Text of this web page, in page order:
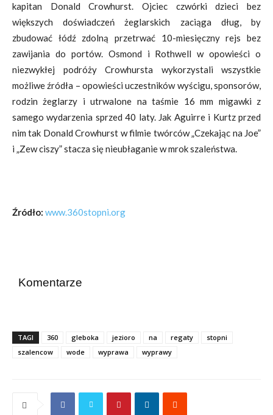
kapitan Donald Crowhurst. Ojciec czwórki dzieci bez
większych doświadczeń żeglarskich zaciąga dług, by
zbudować łódź zdolną przetrwać 10-miesięczny rejs bez
zawijania do portów. Osmond i Rothwell w opowieści o
niezwykłej podróży Crowhursta wykorzystali wszystkie
możliwe źródła – opowieści uczestników wyścigu, sponsorów,
rodzin żeglarzy i utrwalone na taśmie 16 mm migawki z
samego wydarzenia sprzed 40 laty. Jak Aguirre i Kurtz przed
nim tak Donald Crowhurst w filmie twórców „Czekając na Joe”
i „Zew ciszy” stacza się nieubłaganie w mrok szaleństwa.
Źródło: www.360stopni.org
Komentarze
TAGI 360 gleboka jezioro na regaty
stopni
szalencow
wode wyprawa wyprawy